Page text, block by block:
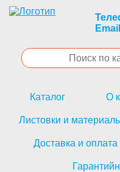
Каталог О
Листовки и
Доставка и оплата